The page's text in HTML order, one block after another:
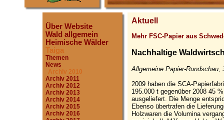
Über Website
Wald allgemein
Heimische Wälder
Taiga
Themen
News
Archiv 2010
Archiv 2011
Archiv 2012
Archiv 2013
Archiv 2014
Archiv 2015
Archiv 2016
Aktuell
Mehr FSC-Papier aus
Nachhaltige
Allgemeine Papier-Rundschau,
2009 haben die SCA-
195.000 t gegenüber 2008 45
ausgeliefert. Die Menge
Ebenso übertrafen die
Holzwaren die Volumina